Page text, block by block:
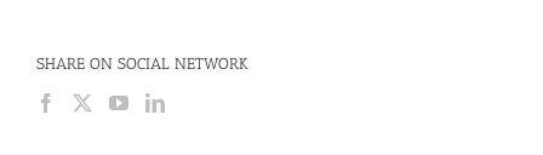
SHARE ON SOCIAL NETWORK